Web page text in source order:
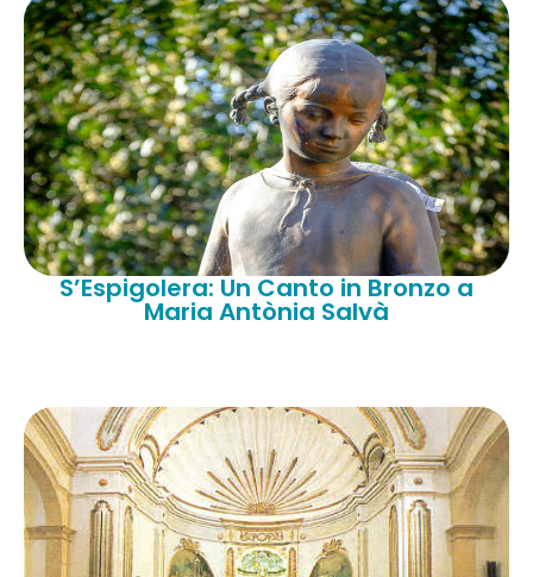
S’Espigolera: Un Canto in Bronzo a
Maria Antònia Salvà